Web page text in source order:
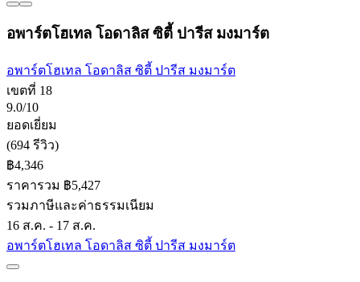
อพาร์ตโฮเทล โอดาลิส ซิตี้ ปารีส มงมาร์ต
อพาร์ตโฮเทล โอดาลิส ซิตี้ ปารีส มงมาร์ต
เขตที่ 18
9.0/10
ยอดเยี่ยม
(694 รีวิว)
฿4,346
ราคารวม ฿5,427
รวมภาษีและค่าธรรมเนียม
16 ส.ค. - 17 ส.ค.
อพาร์ตโฮเทล โอดาลิส ซิตี้ ปารีส มงมาร์ต